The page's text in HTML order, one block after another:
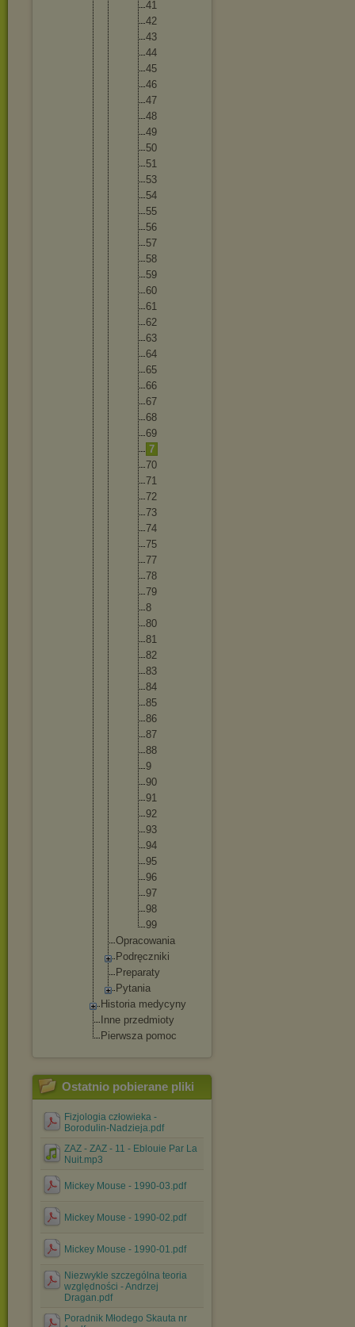
41
42
43
44
45
46
47
48
49
50
51
53
54
55
56
57
58
59
60
61
62
63
64
65
66
67
68
69
7
70
71
72
73
74
75
77
78
79
8
80
81
82
83
84
85
86
87
88
9
90
91
92
93
94
95
96
97
98
99
Opracowania
Podręczniki
Preparaty
Pytania
Historia medycyny
Inne przedmioty
Pierwsza pomoc
Ostatnio pobierane pliki
Fizjologia człowieka -
Borodulin-Nadzieja.pdf
ZAZ - ZAZ - 11 - Eblouie Par La
Nuit.mp3
Mickey Mouse - 1990-03.pdf
Mickey Mouse - 1990-02.pdf
Mickey Mouse - 1990-01.pdf
Niezwykle szczególna teoria
względności - Andrzej
Dragan.pdf
Poradnik Młodego Skauta nr